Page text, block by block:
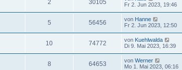
2 30105
Fr 2. Jun 2023, 19:46
5 56456 von Hanne
Fr 2. Jun 2023, 12:50
10 74772 von Kuehlwalda
Di 9. Mai 2023, 16:39
8 64653 von Werner
Mo 1. Mai 2023, 06:16